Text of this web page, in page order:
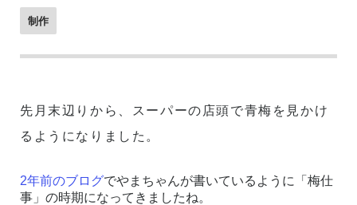
制作
先月末辺りから、スーパーの店頭で青梅を見かけ
るようになりました。
2年前のブログでやまちゃんが書いているように「梅仕
事」の時期になってきましたね。